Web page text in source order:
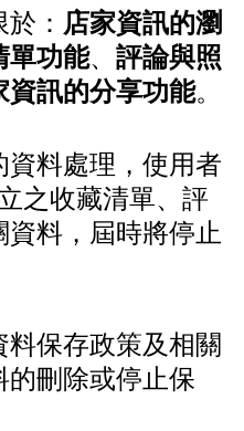
： 店家資訊的瀏
單功能、 評論與照
資訊的分享功能。
料處理，使用者
之收藏清單、評
料，屆時將停止
保存政策及相關
刪除或停止保